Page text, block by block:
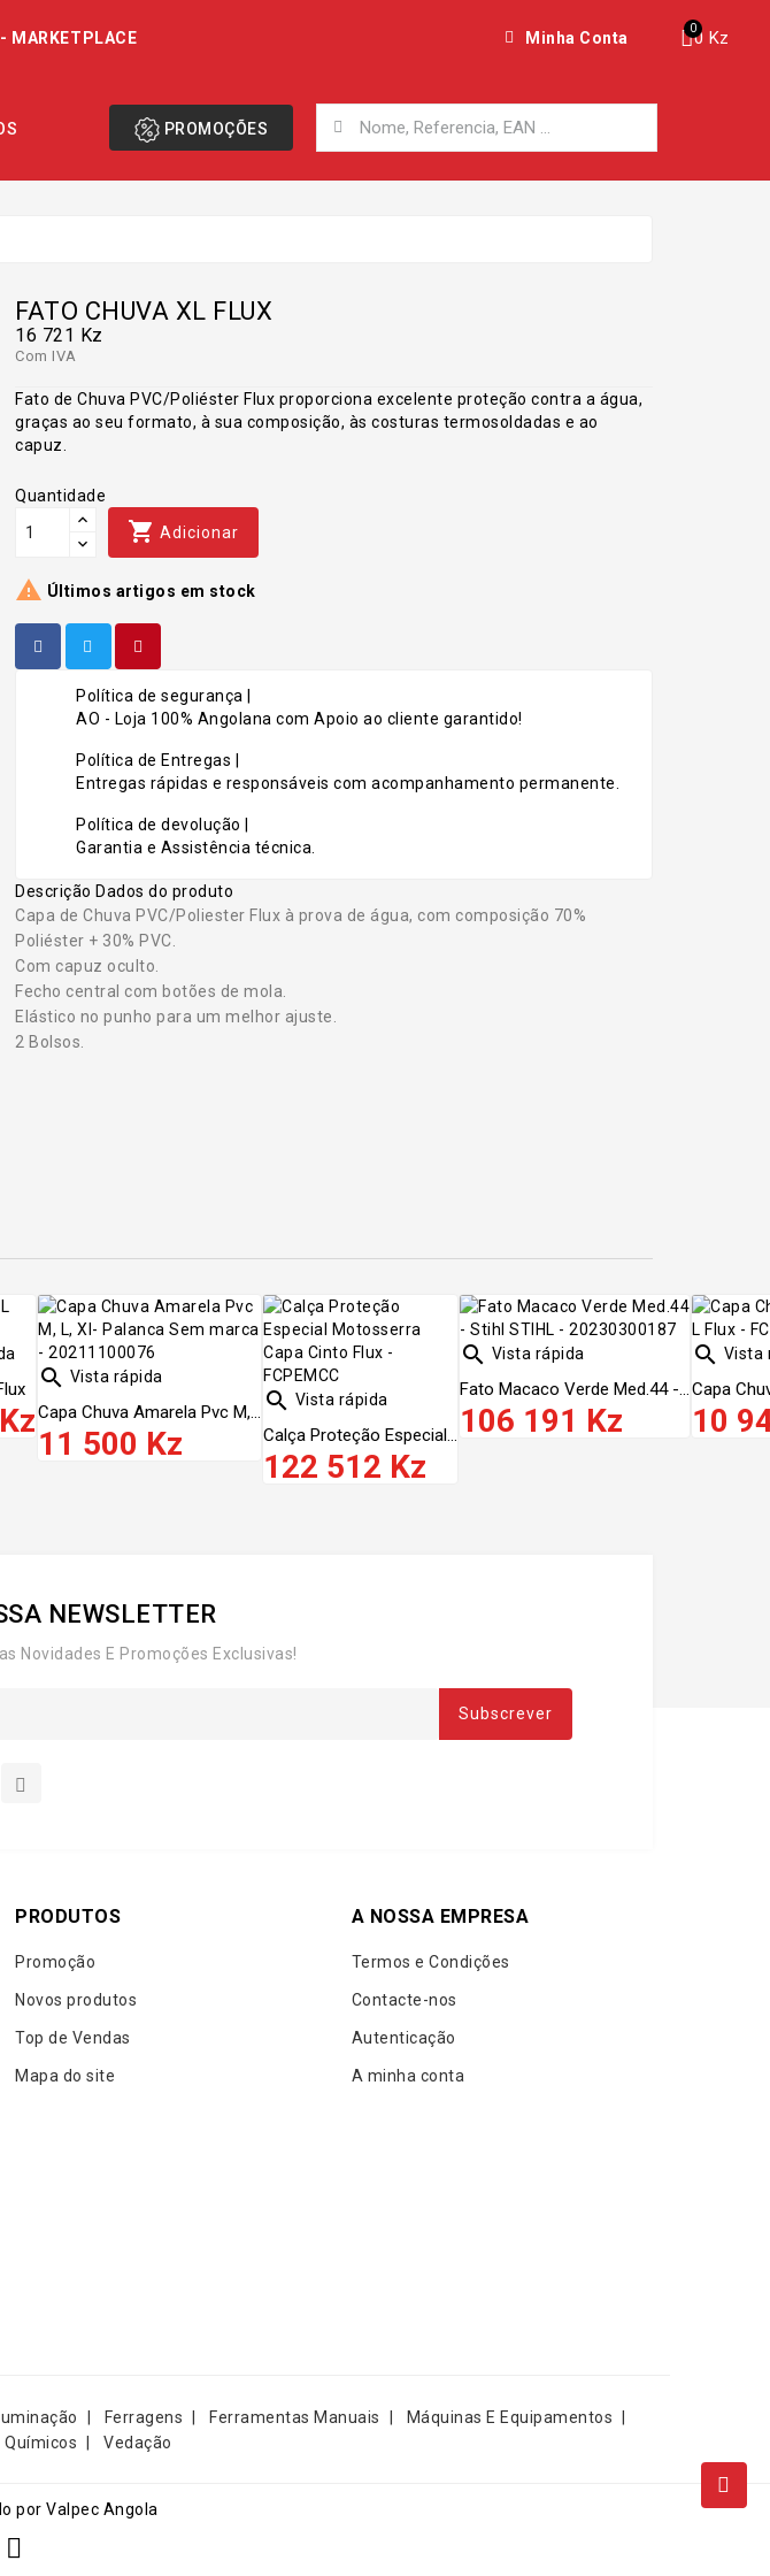
MARKETPLACE Minha Conta 0 Kz
PROMOÇÕES
FATO CHUVA XL FLUX
16 721 Kz
Com IVA
Fato de Chuva PVC/Poliéster Flux proporciona excelente proteção contra a água,
graças ao seu formato, à sua composição, às costuras termosoldadas e ao
capuz.
Quantidade
 Adicionar
 Últimos artigos em stock
Política de segurança |
AO - Loja 100% Angolana com Apoio ao cliente garantido!
Política de Entregas |
Entregas rápidas e responsáveis com acompanhamento permanente.
Política de devolução |
Garantia e Assistência técnica.
Descrição Dados do produto
Capa de Chuva PVC/Poliester Flux à prova de água, com composição 70%
Poliéster + 30% PVC.
Com capuz oculto.
Fecho central com botões de mola.
Elástico no punho para um melhor ajuste.
2 Bolsos.
 Vista rápida
Capa Chuva Amarela Pvc M,...
11 500 Kz
 Vista rápida
Calça Proteção Especial...
122 512 Kz
 Vista rápida
Fato Macaco Verde Med.44 -...
106 191 Kz
 Vista
Capa
10
NEWSLETTER
Novidades E Promoções Exclusivas!
PRODUTOS
Promoção
Novos produtos
Top de Vendas
Mapa do site
A NOSSA EMPRESA
Termos e Condições
Contacte-nos
Autenticação
A minha conta
Ferragens Ferramentas Manuais
Máquinas E Equipamentos
Químicos Vedação
por Valpec Angola